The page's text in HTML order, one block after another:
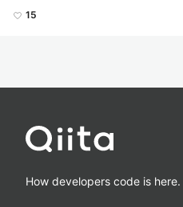
15
How developers code is here.